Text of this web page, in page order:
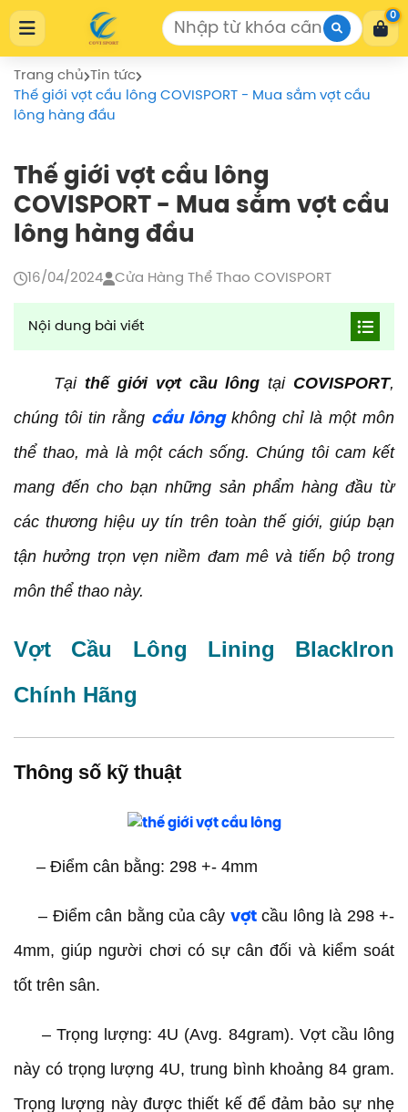
Cửa Hàng Thể Thao COVISPORT
Cửa Hàng Thể Thao COVISPORT
0772155559
https://covisport.com/
0
Trang chủ Tin tức
Thế giới vợt cầu lông COVISPORT - Mua sắm vợt cầu
lông hàng đầu
Thế giới vợt cầu lông
COVISPORT - Mua sắm vợt cầu
lông hàng đầu
16/04/2024 Cửa Hàng Thể Thao COVISPORT
Nội dung bài viết
Thông số kỹ thuật
Đối tượng phù hợp
Vợt Cầu Lông Promax FX7 Chính Hãng
Thông số kĩ thuật
Hãng
Thông số kĩ thuật
Địa chỉ thế giới vợt cầu lông chính hãng tại
Mua hàng tại COVISPORT khách hàng nhận được
Tại thế giới vợt cầu lôngtạiCOVISPORT,
chúng tôi tin rằng cầu lôngkhông chỉ là một môn
thể thao, mà là một cách sống. Chúng tôi cam kết
mang đến cho bạn những sản phẩm hàng đầu từ
các thương hiệu uy tín trên toàn thế giới, giúp bạn
tận hưởng trọn vẹn niềm đam mê và tiến bộ trong
môn thể thao này.
Vợt Cầu Lông Lining BlackIron
Chính Hãng
Thông số kỹ thuật
– Điểm cân bằng: 298 +- 4mm
– Điểm cân bằng của cây vợtcầu lông là 298 +-
4mm, giúp người chơi có sự cân đối và kiểm soát
tốt trên sân.
– Trọng lượng: 4U (Avg. 84gram). Vợt cầu lông
này có trọng lượng 4U, trung bình khoảng 84 gram.
Trọng lượng này được thiết kế để đảm bảo sự nhẹ